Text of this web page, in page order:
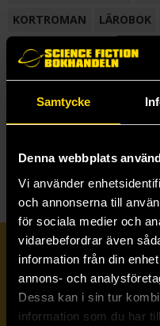
Samtycke
Denna webbplats
Vi använder
och annonserna till
för sociala medier och
vidarebefordrar även
information från din
annons- och
Dessa kan i sin tur
information som du har
KORTROMAN
LÄROBOK
NOVELLMAGASIN
C
Celestial
Prenumerera